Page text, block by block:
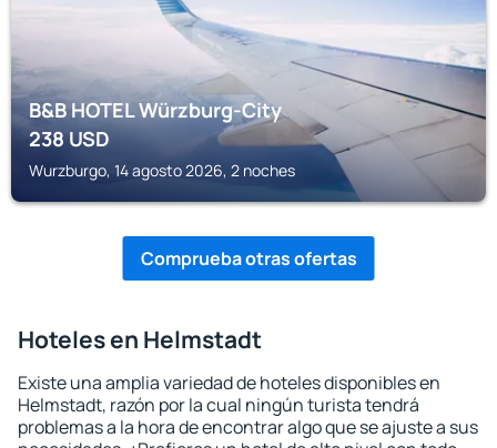
B&B HOTEL Würzburg-City
238USD
Wurzburgo, 14 agosto 2026, 2 noches
Comprueba otras ofertas
Hoteles en Helmstadt
Existe una amplia variedad de hoteles disponibles en
Helmstadt, razón por la cual ningún turista tendrá
problemas a la hora de encontrar algo que se ajuste a sus